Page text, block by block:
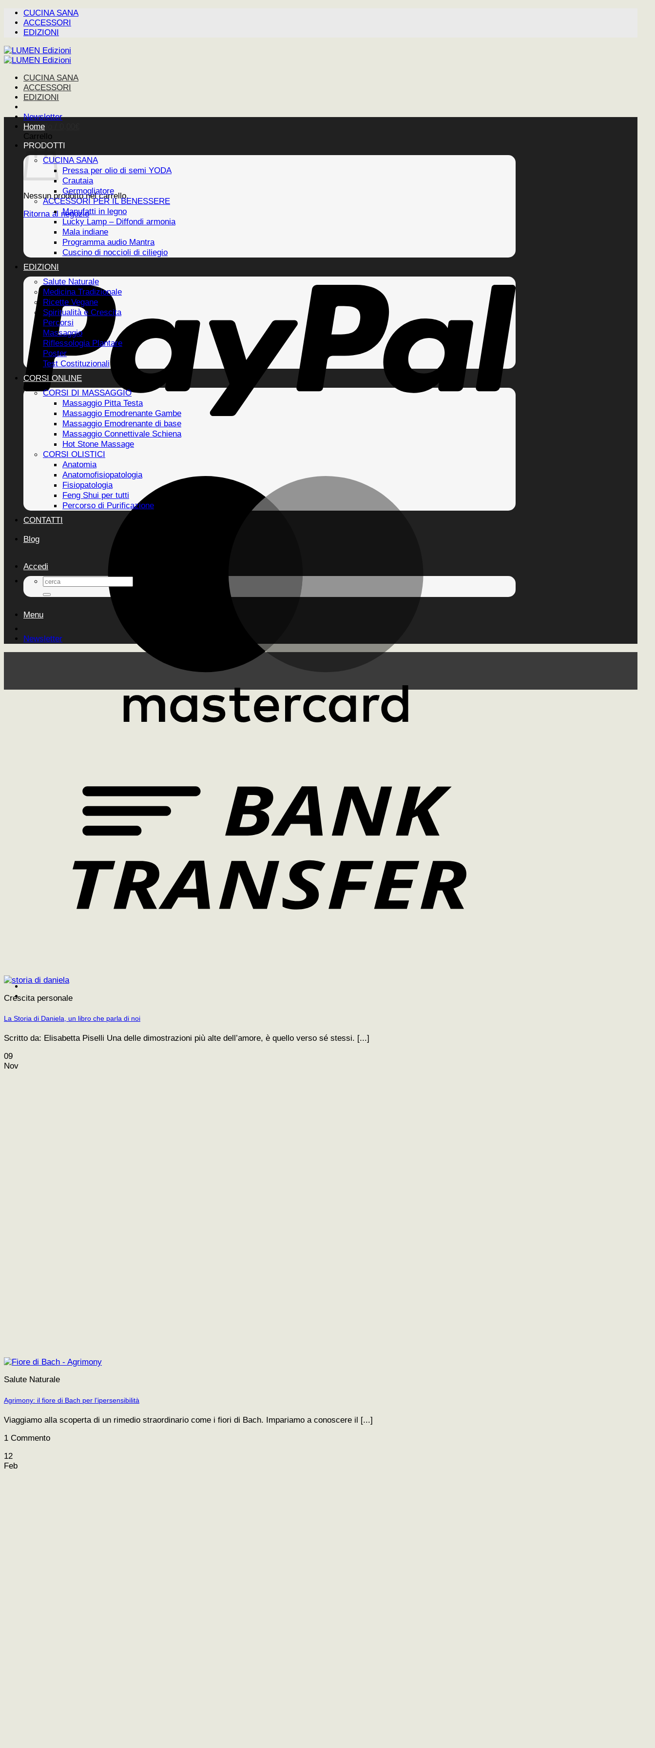
Salta
contenuti
CUCINA SANA
ACCESSORI
EDIZIONI
CUCINA SANA
ACCESSORI
EDIZIONI
Newsletter
Carrello /
Carrello
Nessun prodotto nel carrello.
Ritorna al negozio
Home
PRODOTTI
CUCINA SANA
Pressa per olio di semi YODA
Crautaia
Germogliatore
ACCESSORI PER IL BENESSERE
Manufatti in legno
Lucky Lamp – Diffondi armonia
Mala indiane
Programma audio Mantra
Cuscino di noccioli di ciliegio
EDIZIONI
Salute Naturale
Medicina Tradizionale
Ricette Vegane
Spiritualità e Crescita
Percorsi
Massaggio
Riflessologia Plantare
Poster
Test Costituzionali
CORSI ONLINE
CORSI DI MASSAGGIO
Massaggio Pitta Testa
Massaggio Emodrenante Gambe
Massaggio Emodrenante di base
Massaggio Connettivale Schiena
Hot Stone Massage
CORSI OLISTICI
Anatomia
Anatomofisiopatologia
Fisiopatologia
Feng Shui per tutti
Percorso di Purificazione
CONTATTI
Blog
Accedi
Cerca:
Menu
Newsletter
Crescita personale
La Storia di Daniela, un libro che parla di noi
Scritto da: Elisabetta Piselli Una delle dimostrazioni più alte dell’amore, è quello verso sé stessi. [...]
09
Nov
Salute Naturale
Agrimony: il fiore di Bach per l’ipersensibilità
Viaggiamo alla scoperta di un rimedio straordinario come i fiori di Bach. Impariamo a conoscere il [...]
1 Commento
12
Feb